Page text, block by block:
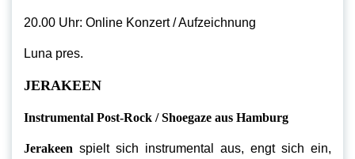
20.00 Uhr: Online Konzert / Aufzeichnung
Luna pres.
JERAKEEN
Instrumental Post-Rock / Shoegaze aus Hamburg
Jerakeen spielt sich instrumental aus, engt sich ein,